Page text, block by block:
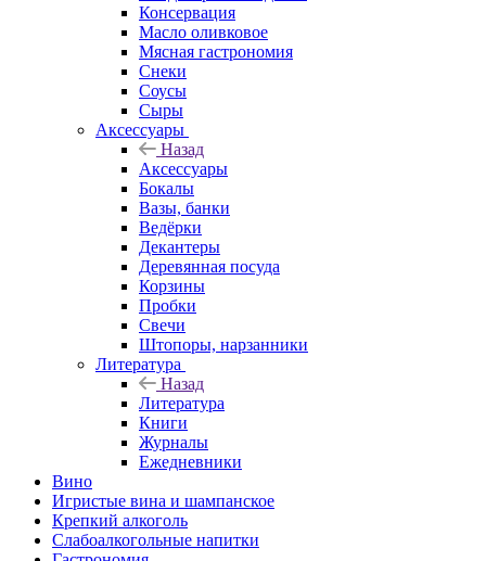
Консервация
Масло оливковое
Мясная гастрономия
Снеки
Соусы
Сыры
Аксессуары
Назад
Аксессуары
Бокалы
Вазы, банки
Ведёрки
Декантеры
Деревянная посуда
Корзины
Пробки
Свечи
Штопоры, нарзанники
Литература
Назад
Литература
Книги
Журналы
Ежедневники
Вино
Игристые вина и шампанское
Крепкий алкоголь
Слабоалкогольные напитки